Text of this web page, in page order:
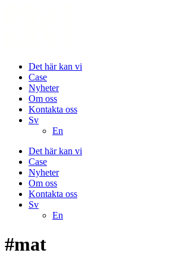
Det här kan vi
Case
Nyheter
Om oss
Kontakta oss
Sv
En
Det här kan vi
Case
Nyheter
Om oss
Kontakta oss
Sv
En
#mat